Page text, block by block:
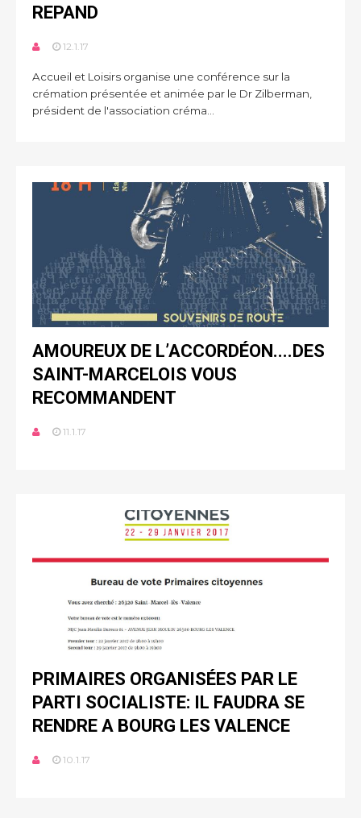
REPAND
12.1.17
Accueil et Loisirs organise une conférence sur la
crémation présentée et animée par le Dr Zilberman,
président de l'association créma...
AMOUREUX DE L’ACCORDÉON....DES
SAINT-MARCELOIS VOUS
RECOMMANDENT
11.1.17
PRIMAIRES ORGANISÉES PAR LE
PARTI SOCIALISTE: IL FAUDRA SE
RENDRE A BOURG LES VALENCE
10.1.17